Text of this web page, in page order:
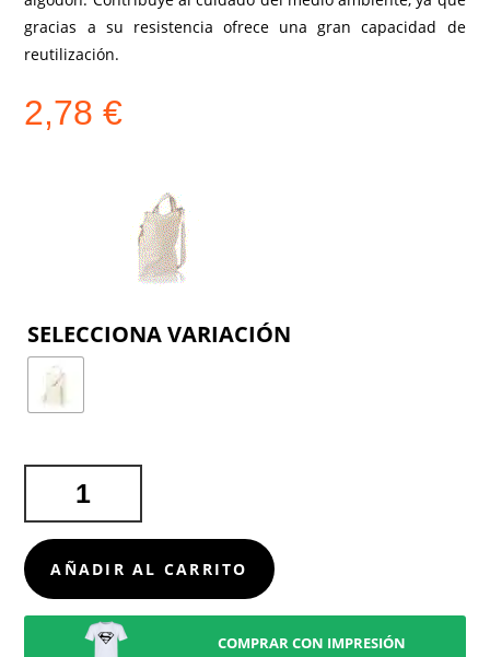
gracias a su resistencia ofrece una gran capacidad de
reutilización.
2,78€
ORDENADOR
PORTÁTIL
LEDUC
CANTIDAD
AÑADIR AL CARRITO
COMPRAR CON IMPRESIÓN